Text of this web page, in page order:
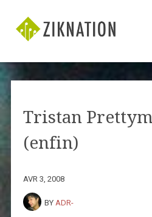
Tristan
(enfin)
AVR 3, 2008
BY ADR-